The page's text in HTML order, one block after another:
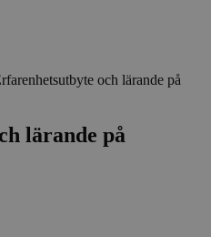
och lärande på
lärande på